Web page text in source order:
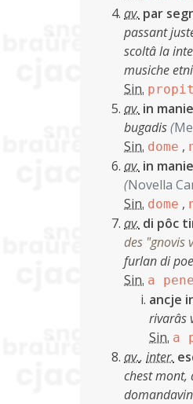
av. par
passant
scoltâ la
musiche
Sin. propit
av. in
bugadis(
Sin. dome ,
av. in
(Novella
Sin. dome ,
av. di pôc
des "gnovis
furlan di
Sin. a pene
ancje
rivarâs
Sin. a
av., inter.
chest mont,